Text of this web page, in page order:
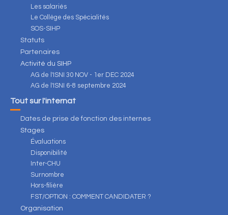
Les salariés
Le Collège des Spécialités
SOS-SIHP
Statuts
Partenaires
Activité du SIHP
AG de l'ISNI 30 NOV - 1er DEC 2024
AG de l'ISNI 6-8 septembre 2024
Tout sur l'internat
Dates de prise de fonction des internes
Stages
Évaluations
Disponibilité
Inter-CHU
Surnombre
Hors-filière
FST/OPTION : COMMENT CANDIDATER ?
Organisation